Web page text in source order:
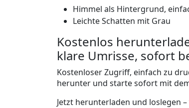
Himmel als Hintergrund,
Leichte Schatten mit Grau
Kostenlos
klare Umrisse, sofort
Kostenloser Zugriff, einfach zu
herunter und starte sofort mit
Jetzt herunterladen und loslegen